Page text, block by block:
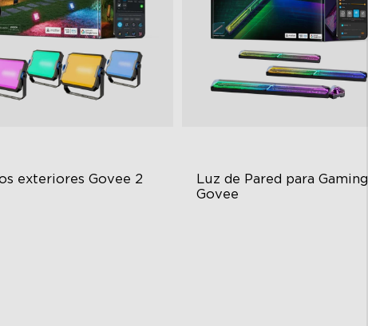
exteriores Govee 2
Luz de Pared para Gaming
Govee